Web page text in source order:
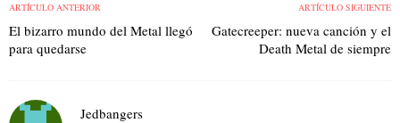
ARTÍCULO ANTERIOR
El bizarro mundo del Metal llegó
para quedarse
ARTÍCULO SIGUIENTE
Gatecreeper: nueva canción y el
Death Metal de siempre
Jedbangers